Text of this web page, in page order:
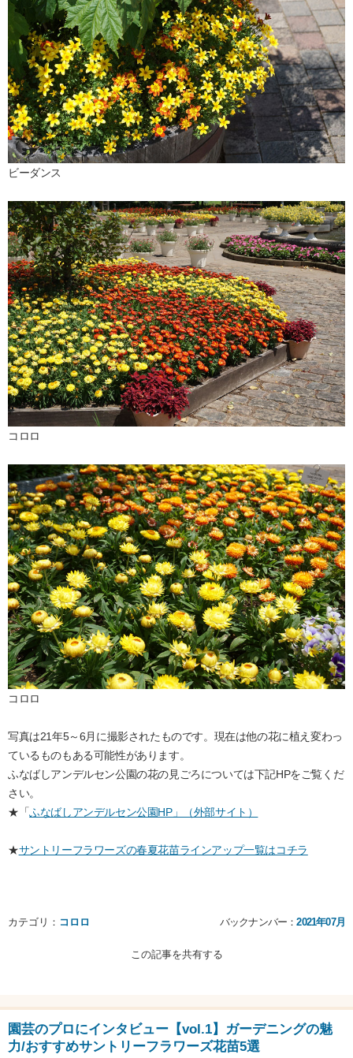
ビーダンス
コロロ
コロロ
写真は21年5～6月に撮影されたものです。現在は他の花に植え変わっ
ているものもある可能性があります。
ふなばしアンデルセン公園の花の見ごろについては下記HPをご覧くだ
さい。
★「ふなばしアンデルセン公園HP」（外部サイト）
★サントリーフラワーズの春夏花苗ラインアップ一覧はコチラ
カテゴリ： コロロ バックナンバー：2021年07月
この記事を共有する
園芸のプロにインタビュー【vol.1】ガーデニングの魅
力/おすすめサントリーフラワーズ花苗5選